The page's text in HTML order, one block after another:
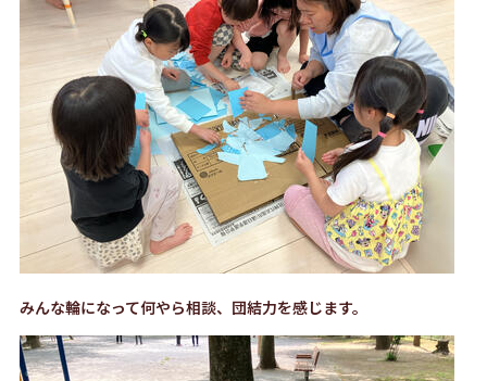
みんな輪になって何やら相談、団結力を感じます。